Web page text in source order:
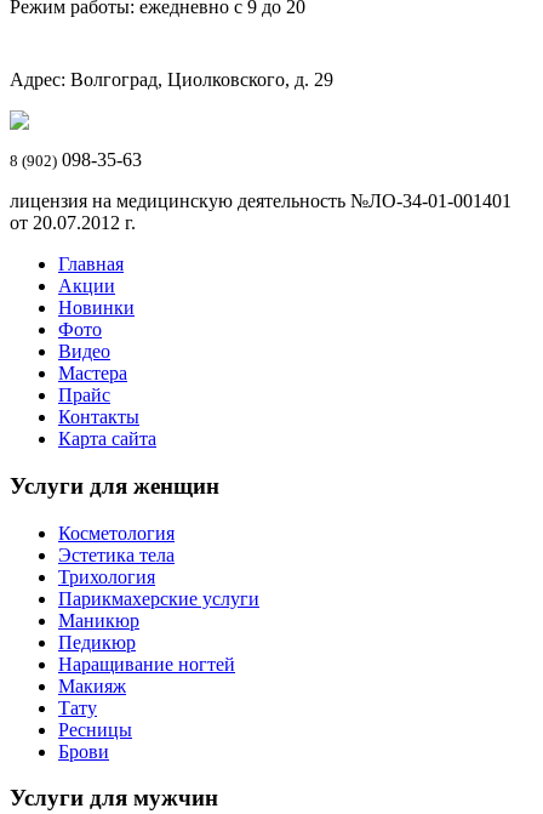
Режим работы: ежедневно с 9 до 20
Адрес: Волгоград, Циолковского, д. 29
8 (902) 098-35-63
лицензия на медицинскую деятельность №ЛО-34-01-001401
от 20.07.2012 г.
Главная
Акции
Новинки
Фото
Видео
Мастера
Прайс
Контакты
Карта сайта
Услуги для женщин
Косметология
Эстетика тела
Трихология
Парикмахерские услуги
Маникюр
Педикюр
Наращивание ногтей
Макияж
Тату
Ресницы
Брови
Услуги для мужчин